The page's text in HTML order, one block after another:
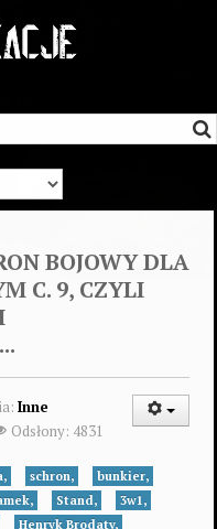
BOJOWY DLA
C. 9, CZYLI
Inne
Odsłony: 4831
schron,
bunkier,
Stand,
3w1,
Henryk Brodaty,